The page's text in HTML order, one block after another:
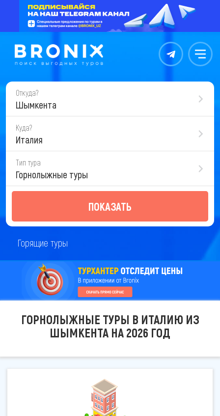
Контакты Меню
Откуда?
Шымкента
Куда?
Италия
Тип тура
Горнолыжные туры
ПОКАЗАТЬ
Горящие туры
ГОРНОЛЫЖНЫЕ ТУРЫ В ИТАЛИЮ ИЗ
ШЫМКЕНТА НА 2026 ГОД